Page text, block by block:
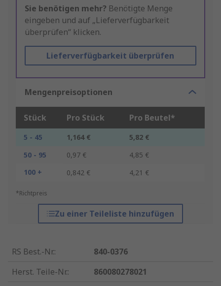
Sie benötigen mehr? Benötigte Menge
eingeben und auf „Lieferverfügbarkeit
überprüfen“ klicken.
Lieferverfügbarkeit überprüfen
Mengenpreisoptionen
Stück Pro Stück Pro Beutel*
5 - 45 1,164 €
5,82 €
50 - 95
0,97 €
4,85 €
100 +
0,842 € 4,21 €
*Richtpreis
Zu einer Teileliste hinzufügen
RS Best.-Nr.:
840-0376
Herst. Teile-Nr.:
860080278021